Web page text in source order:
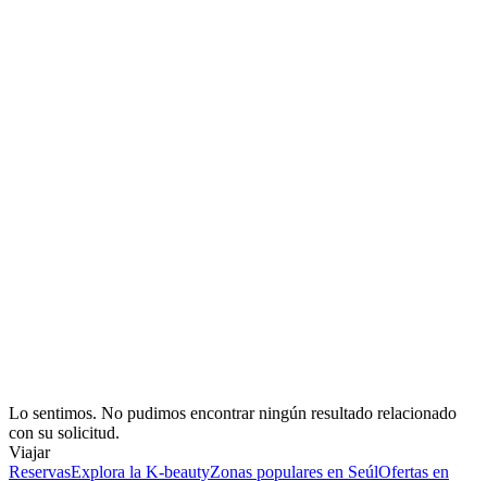
Lo sentimos. No pudimos encontrar ningún resultado relacionado
con su solicitud.
Viajar
ReservasExplora la K-beautyZonas populares en SeúlOfertas en